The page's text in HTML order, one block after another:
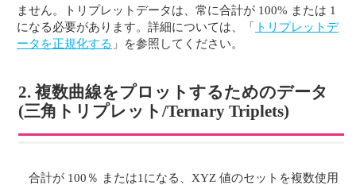
ません。トリプレットデータは、常に合計が 100% または 1
になる必要があります。詳細については、「 トリプレットデ
ータを正規化する 」を参照してください。
2. 複数曲線をプロットするためのデータ
(三角トリプレット/Ternary Triplets)
合計が 100％ または1になる、XYZ 値のセットを複数使用